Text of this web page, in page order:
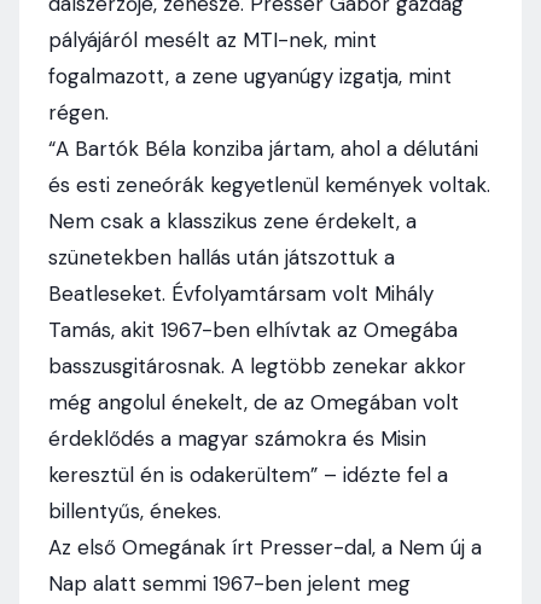
pályájáról mesélt az MTI-nek, mint
fogalmazott, a zene ugyanúgy izgatja, mint
régen.
“A Bartók Béla konziba jártam, ahol a délutáni
és esti zeneórák kegyetlenül kemények voltak.
Nem csak a klasszikus zene érdekelt, a
szünetekben hallás után játszottuk a
Beatleseket. Évfolyamtársam volt Mihály
Tamás, akit 1967-ben elhívtak az Omegába
basszusgitárosnak. A legtöbb zenekar akkor
még angolul énekelt, de az Omegában volt
érdeklődés a magyar számokra és Misin
keresztül én is odakerültem” – idézte fel a
billentyűs, énekes.
Az első Omegának írt Presser-dal, a Nem új a
Nap alatt semmi 1967-ben jelent meg